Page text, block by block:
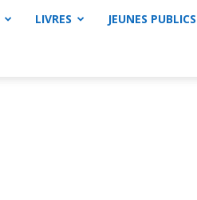
LIVRES JEUNES PUBLICS